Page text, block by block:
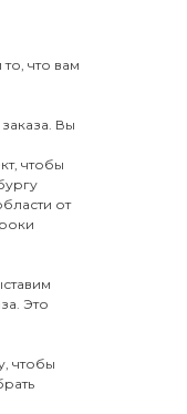
что вам
Вы
чтобы
от
Это
чтобы